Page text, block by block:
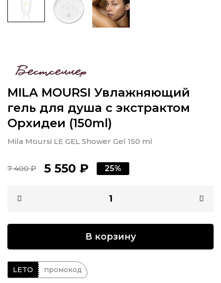
MILA MOURSI Увлажняющий
гель для душа с экстрактом
Орхидеи (150ml)
Mila Moursi LE GEL Shower Gel 150 ml
7 400 ₽ 5 550 ₽ 25%
В корзину
LETO промокод